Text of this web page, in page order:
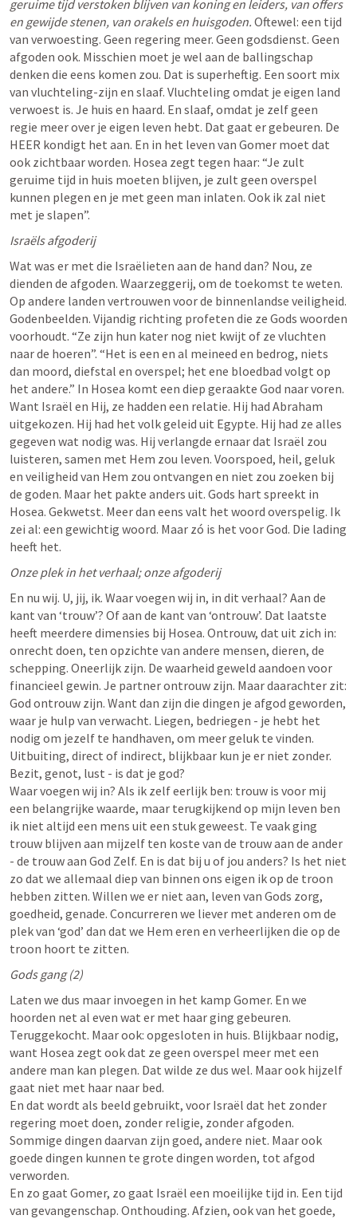
geruime tijd verstoken blijven van koning en leiders, van offers
en gewijde stenen, van orakels en huisgoden. Oftewel: een tijd
van verwoesting. Geen regering meer. Geen godsdienst. Geen
afgoden ook. Misschien moet je wel aan de ballingschap
denken die eens komen zou. Dat is superheftig. Een soort mix
van vluchteling-zijn en slaaf. Vluchteling omdat je eigen land
verwoest is. Je huis en haard. En slaaf, omdat je zelf geen
regie meer over je eigen leven hebt. Dat gaat er gebeuren. De
HEER kondigt het aan. En in het leven van Gomer moet dat
ook zichtbaar worden. Hosea zegt tegen haar: “Je zult
geruime tijd in huis moeten blijven, je zult geen overspel
kunnen plegen en je met geen man inlaten. Ook ik zal niet
met je slapen”.
Israëls afgoderij
Wat was er met die Israëlieten aan de hand dan? Nou, ze
dienden de afgoden. Waarzeggerij, om de toekomst te weten.
Op andere landen vertrouwen voor de binnenlandse veiligheid.
Godenbeelden. Vijandig richting profeten die ze Gods woorden
voorhoudt. “Ze zijn hun kater nog niet kwijt of ze vluchten
naar de hoeren”. “Het is een en al meineed en bedrog, niets
dan moord, diefstal en overspel; het ene bloedbad volgt op
het andere.” In Hosea komt een diep geraakte God naar voren.
Want Israël en Hij, ze hadden een relatie. Hij had Abraham
uitgekozen. Hij had het volk geleid uit Egypte. Hij had ze alles
gegeven wat nodig was. Hij verlangde ernaar dat Israël zou
luisteren, samen met Hem zou leven. Voorspoed, heil, geluk
en veiligheid van Hem zou ontvangen en niet zou zoeken bij
de goden. Maar het pakte anders uit. Gods hart spreekt in
Hosea. Gekwetst. Meer dan eens valt het woord overspelig. Ik
zei al: een gewichtig woord. Maar zó is het voor God. Die lading
heeft het.
Onze plek in het verhaal; onze afgoderij
En nu wij. U, jij, ik. Waar voegen wij in, in dit verhaal? Aan de
kant van ‘trouw’? Of aan de kant van ‘ontrouw’. Dat laatste
heeft meerdere dimensies bij Hosea. Ontrouw, dat uit zich in:
onrecht doen, ten opzichte van andere mensen, dieren, de
schepping. Oneerlijk zijn. De waarheid geweld aandoen voor
financieel gewin. Je partner ontrouw zijn. Maar daarachter zit:
God ontrouw zijn. Want dan zijn die dingen je afgod geworden,
waar je hulp van verwacht. Liegen, bedriegen - je hebt het
nodig om jezelf te handhaven, om meer geluk te vinden.
Uitbuiting, direct of indirect, blijkbaar kun je er niet zonder.
Bezit, genot, lust - is dat je god?
Waar voegen wij in? Als ik zelf eerlijk ben: trouw is voor mij
een belangrijke waarde, maar terugkijkend op mijn leven ben
ik niet altijd een mens uit een stuk geweest. Te vaak ging
trouw blijven aan mijzelf ten koste van de trouw aan de ander
- de trouw aan God Zelf. En is dat bij u of jou anders? Is het niet
zo dat we allemaal diep van binnen ons eigen ik op de troon
hebben zitten. Willen we er niet aan, leven van Gods zorg,
goedheid, genade. Concurreren we liever met anderen om de
plek van ‘god’ dan dat we Hem eren en verheerlijken die op de
troon hoort te zitten.
Gods gang (2)
Laten we dus maar invoegen in het kamp Gomer. En we
hoorden net al even wat er met haar ging gebeuren.
Teruggekocht. Maar ook: opgesloten in huis. Blijkbaar nodig,
want Hosea zegt ook dat ze geen overspel meer met een
andere man kan plegen. Dat wilde ze dus wel. Maar ook hijzelf
gaat niet met haar naar bed.
En dat wordt als beeld gebruikt, voor Israël dat het zonder
regering moet doen, zonder religie, zonder afgoden.
Sommige dingen daarvan zijn goed, andere niet. Maar ook
goede dingen kunnen te grote dingen worden, tot afgod
verworden.
En zo gaat Gomer, zo gaat Israël een moeilijke tijd in. Een tijd
van gevangenschap. Onthouding. Afzien, ook van het goede,